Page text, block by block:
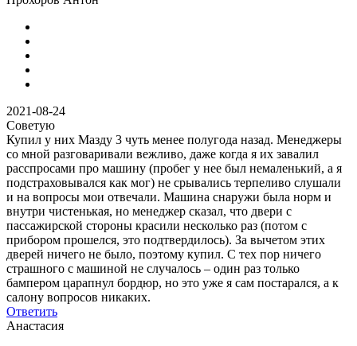
2021-08-24
Советую
Купил у них Мазду 3 чуть менее полугода назад. Менеджеры
со мной разговаривали вежливо, даже когда я их завалил
расспросами про машину (пробег у нее был немаленький, а я
подстраховывался как мог) не срывались терпеливо слушали
и на вопросы мои отвечали. Машина снаружи была норм и
внутри чистенькая, но менеджер сказал, что двери с
пассажирской стороны красили несколько раз (потом с
прибором прошелся, это подтвердилось). За вычетом этих
дверей ничего не было, поэтому купил. С тех пор ничего
страшного с машиной не случалось – один раз только
бампером царапнул бордюр, но это уже я сам постарался, а к
салону вопросов никаких.
Ответить
Анастасия